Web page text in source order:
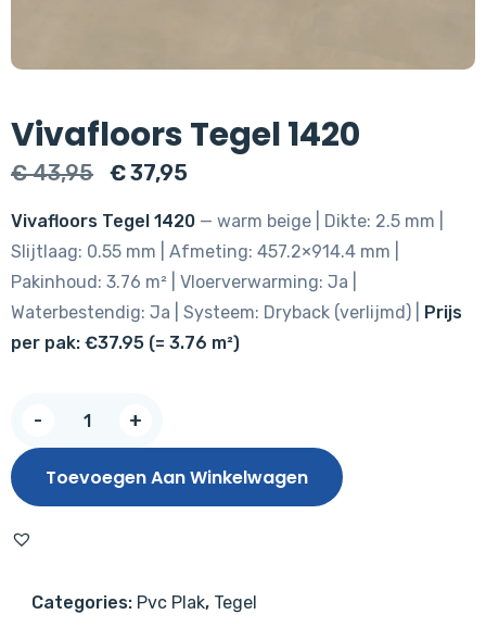
Vivafloors Tegel 1420
€43,95
Oorspronkelijke
was:
€ 43,95.
€37,95
€ 37,95.
Vivafloors Tegel 1420 — warm beige | Dikte: 2.5 mm |
Slijtlaag: 0.55 mm | Afmeting: 457.2×914.4 mm |
Pakinhoud: 3.76 m² | Vloerverwarming: Ja |
Waterbestendig: Ja | Systeem: Dryback (verlijmd) |
Prijs
per pak: €37.95 (= 3.76 m²)
-
1420
aantal
+
Toevoegen Aan Winkelwagen
Categories: Pvc Plak, Tegel